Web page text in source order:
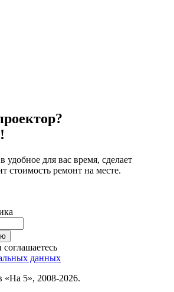
удобное для вас время, сделает
стоимость ремонт на месте.
данных
«На 5», 2008-2026.